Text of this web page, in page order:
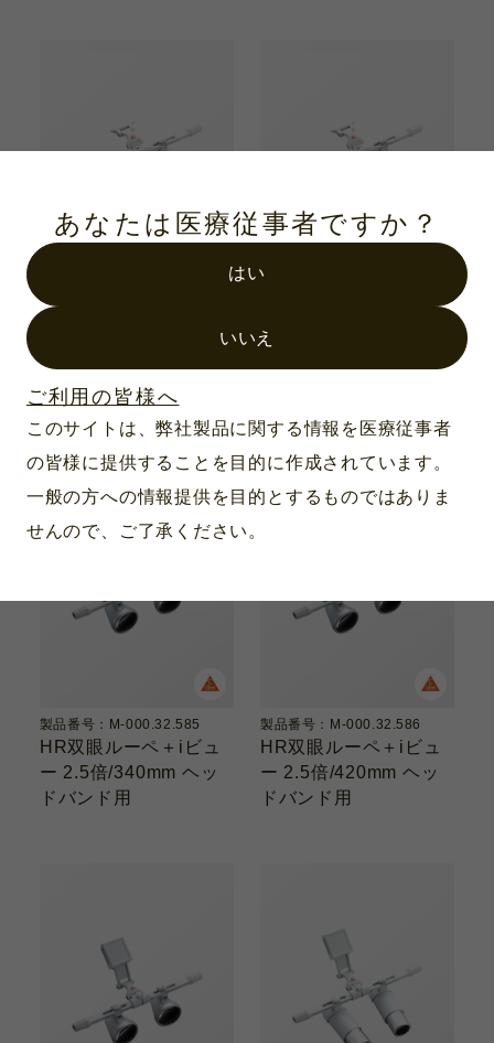
あなたは医療従事者ですか？
はい
いいえ
ご利用の皆様へ
このサイトは、弊社製品に関する情報を医療従事者
の皆様に提供することを目的に作成されています。
一般の方への情報提供を目的とするものではありま
せんので、ご了承ください。
製品番号：C-000.32.721
ュー 4.0倍/340mm Sフ
レーム用
HRP双眼ルーペ＋iビ
ュー 6.0倍/340mm Sフ
製品番号：M-000.32.585
HR双眼ルーペ＋iビュ
ー 2.5倍/340mm ヘッ
ドバンド用
製品番号：M-000.32.586
HR双眼ルーペ＋iビュ
ー 2.5倍/420mm ヘッ
ドバンド用